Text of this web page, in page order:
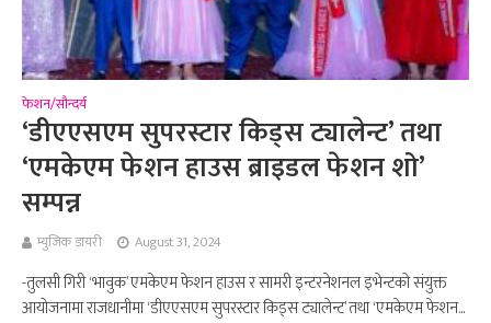
फेशन/सौन्दर्य
‘डीएएसएम सुपरस्टार किड्स ट्यालेन्ट’ तथा
‘एमकेएम फेशन हाउस ब्राइडल फेशन शो’
सम्पन्न
म्युजिक डायरी August 31, 2024
-तुलसी गिरी ‘भावुक’ एमकेएम फेशन हाउस र सामरी इन्टरनेशनल इभेन्टको संयुक्त
आयोजनामा राजधानीमा ‘डीएएसएम सुपरस्टार किड्स ट्यालेन्ट’ तथा ‘एमकेएम फेशन...